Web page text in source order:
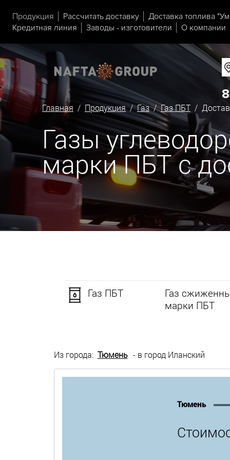
Продукция Рассчитать доставку Доставка топлива
Кредитная линия
Заводы - изготовители О компании
Главная / Продукция/Газ/Газ ПБТ/
Газы
марки ПБТ с
Газ ПБТ
Газ
марки ПБТ
Из города: Тюмень - в город Иланский
Тюмень